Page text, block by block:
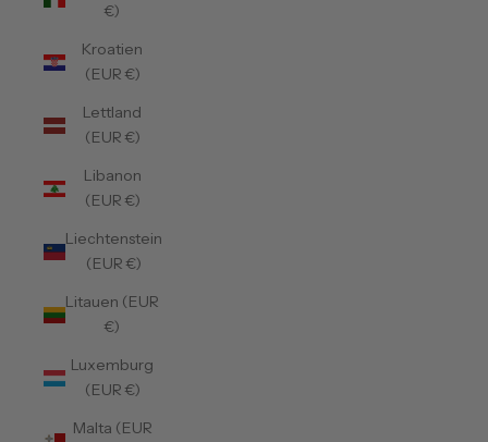
€)
Kroatien
(EUR €)
Lettland
(EUR €)
Libanon
(EUR €)
Liechtenstein
(EUR €)
Litauen (EUR
€)
Luxemburg
(EUR €)
Malta (EUR